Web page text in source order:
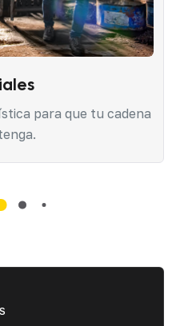
para que tu cadena